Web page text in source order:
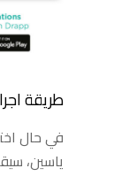
طريقة
في حال
ياسين،